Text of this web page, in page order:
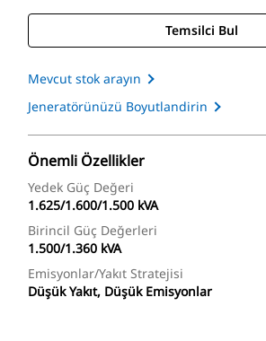
Temsilci Bul
Mevcut stok arayın
Jeneratörünüzü Boyutlandirin
Önemli Özellikler
Yedek Güç Değeri
1.625/1.600/1.500 kVA
Birincil Güç Değerleri
1.500/1.360 kVA
Emisyonlar/Yakıt Stratejisi
Düşük Yakıt, Düşük Emisyonlar